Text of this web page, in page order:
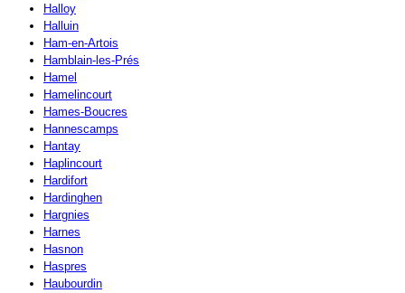
Halloy
Halluin
Ham-en-Artois
Hamblain-les-Prés
Hamel
Hamelincourt
Hames-Boucres
Hannescamps
Hantay
Haplincourt
Hardifort
Hardinghen
Hargnies
Harnes
Hasnon
Haspres
Haubourdin